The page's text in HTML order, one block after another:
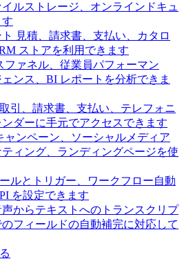
ルストレージ、オンラインドキュ
見積、請求書、支払い、カタロ
ストアを利用できます
ファネル、従業員パフォーマン
ンス、BI レポートを分析できま
引、請求書、支払い、テレフォニ
ダーに手元でアクセスできます
ャンペーン、ソーシャルメディア
ィング、ランディングページを使
ルとトリガー、ワークフロー自動
を設定できます
からテキストへのトランスクリプ
フィールドの自動補完に対応して